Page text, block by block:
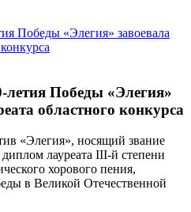
летия Победы «Элегия»
областного конкурса
«Элегия», носящий звание
лауреата III-й степени
хорового пения,
в Великой Отечественной